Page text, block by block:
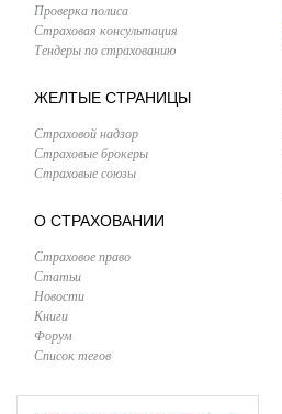
Проверка полиса
Страховая консультация
Тендеры по страхованию
ЖЕЛТЫЕ СТРАНИЦЫ
Страховой надзор
Страховые брокеры
Страховые союзы
О СТРАХОВАНИИ
Страховое право
Статьи
Новости
Книги
Форум
Список тегов